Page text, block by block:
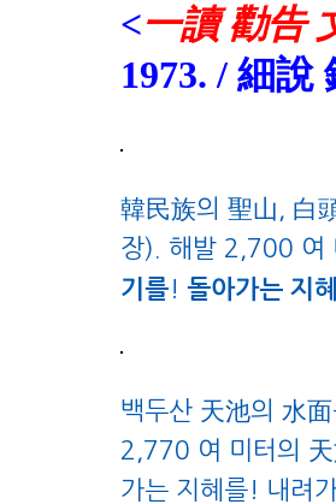
<一讀 勸告
1973. / 細
韓民族의 聖山, 白
장). 해발 2,700 여
기를! 돌아가는 지
백두산 天池의 水
2,770 여 미터의 天
가는 지혜를! 내려